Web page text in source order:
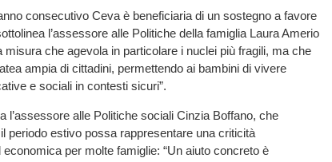
consecutivo Ceva è beneficiaria di un sostegno a favore
l’assessore alle Politiche della famiglia Laura Amerio
misura che agevola in particolare i nuclei più fragili, ma che
ampia di cittadini, permettendo ai bambini di vivere
e sociali in contesti sicuri”.
l’assessore alle Politiche sociali Cinzia Boffano, che
periodo estivo possa rappresentare una criticità
per molte famiglie: “Un aiuto concreto è